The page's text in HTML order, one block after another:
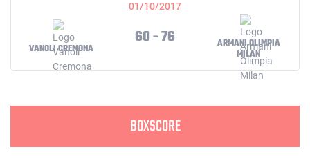
01/10/2017
VANOLI CREMONA
60 - 76
ARMANI OLIMPIA
MILAN
BOXSCORE